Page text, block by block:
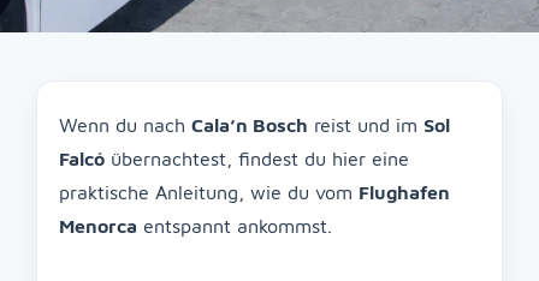
Wenn du nach Cala’n Bosch reist und im Sol
Falcó übernachtest, findest du hier eine
praktische Anleitung, wie du vom Flughafen
Menorca entspannt ankommst.